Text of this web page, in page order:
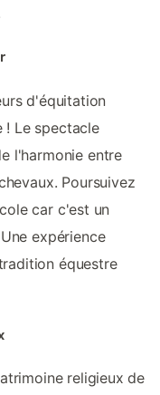
d'équitation
! Le spectacle
l'harmonie entre
Poursuivez
car c'est un
expérience
équestre
religieux de